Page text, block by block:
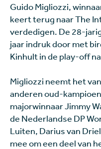
Guido Migliozzi,
keert terug naar The
verdedigen. De 28-
jaar indruk door met
Kinhult in de play-off
Migliozzi neemt het
anderen oud-
majorwinnaar Jimmy
de Nederlandse DP
Luiten, Darius van
mee om een deel van